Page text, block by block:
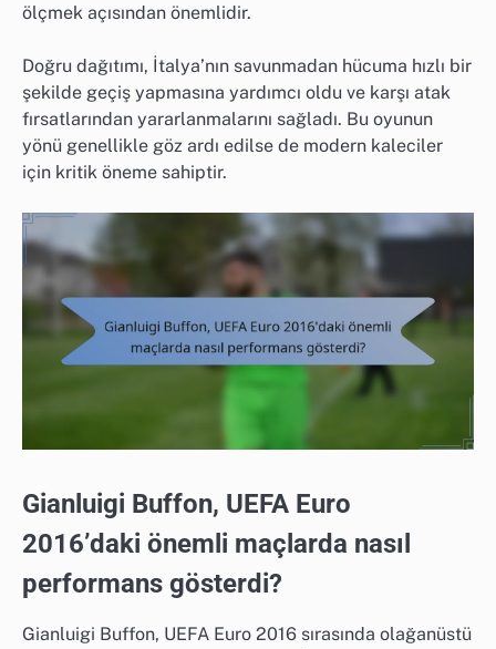
ölçmek açısından önemlidir.
Doğru dağıtımı, İtalya’nın savunmadan hücuma hızlı bir
şekilde geçiş yapmasına yardımcı oldu ve karşı atak
fırsatlarından yararlanmalarını sağladı. Bu oyunun
yönü genellikle göz ardı edilse de modern kaleciler
için kritik öneme sahiptir.
Gianluigi Buffon, UEFA Euro
2016’daki önemli maçlarda nasıl
performans gösterdi?
Gianluigi Buffon, UEFA Euro 2016 sırasında olağanüstü